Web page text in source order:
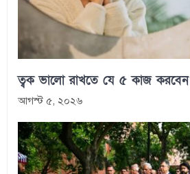
ত্বক ভালো রাখতে যে ৫ কাজ করবেন
আগস্ট ৫, ২০২৬